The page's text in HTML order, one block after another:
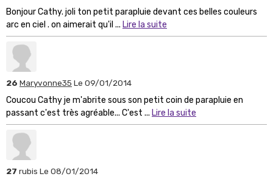
Bonjour Cathy. joli ton petit parapluie devant ces belles couleurs
arc en ciel . on aimerait qu'il ... Lire la suite
26 Maryvonne35 Le 09/01/2014
Coucou Cathy je m'abrite sous son petit coin de parapluie en
passant c'est très agréable... C'est ... Lire la suite
27 rubis Le 08/01/2014